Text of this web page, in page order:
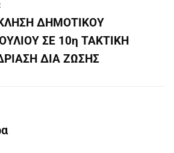
ΔΗΜΟΤΙΚΟΥ
ΣΕ 10η ΤΑΚΤΙΚΗ
ΔΙΑ ΖΩΣΗΣ